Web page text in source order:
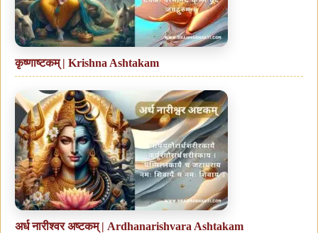
कृष्णाष्टकम् | Krishna Ashtakam
अर्ध नारीश्वर अष्टकम् | Ardhanarishvara Ashtakam